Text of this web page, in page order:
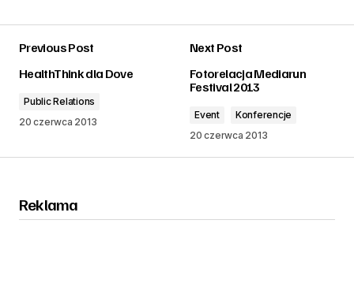
Previous Post
HealthThink dla Dove
Public Relations
20 czerwca 2013
Next Post
Fotorelacja Mediarun
Festival 2013
Event
Konferencje
20 czerwca 2013
Reklama